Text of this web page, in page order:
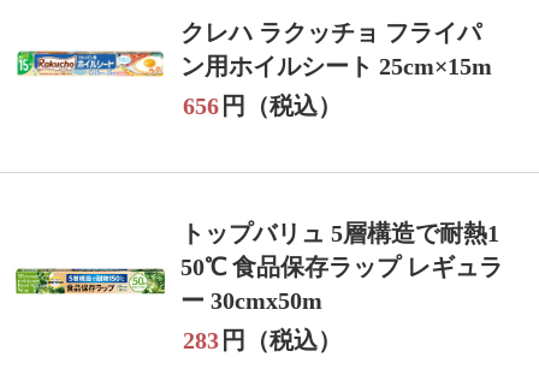
クレハ ラクッチョ フライパ
ン用ホイルシート 25cm×15m
656 円（税込）
トップバリュ 5層構造で耐熱1
50℃ 食品保存ラップ レギュラ
ー 30cmx50m
283 円（税込）